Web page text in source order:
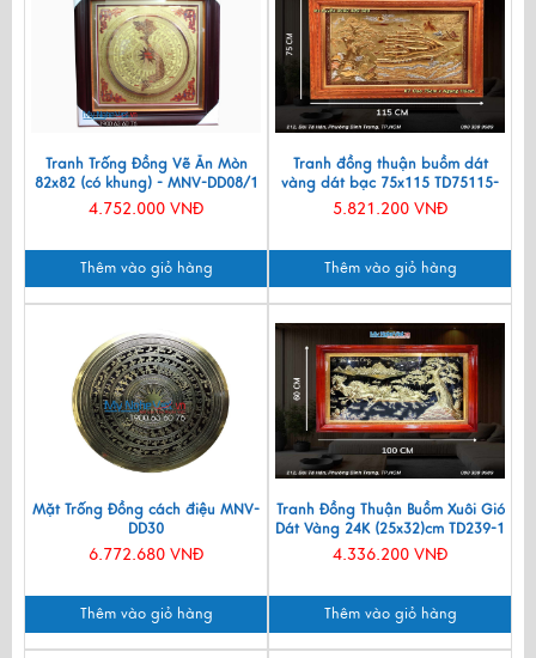
Tranh Trống Đồng Vẽ Ăn Mòn
82x82 (có khung) - MNV-DD08/1
4.752.000 VNĐ
Thêm vào giỏ hàng
Tranh đồng thuận buồm dát
vàng dát bạc 75x115 TD75115-
9H
5.821.200 VNĐ
Thêm vào giỏ hàng
Mặt Trống Đồng cách điệu MNV-
DD30
6.772.680 VNĐ
Thêm vào giỏ hàng
Tranh Đồng Thuận Buồm Xuôi Gió
Dát Vàng 24K (25x32)cm TD239-1
4.336.200 VNĐ
Thêm vào giỏ hàng